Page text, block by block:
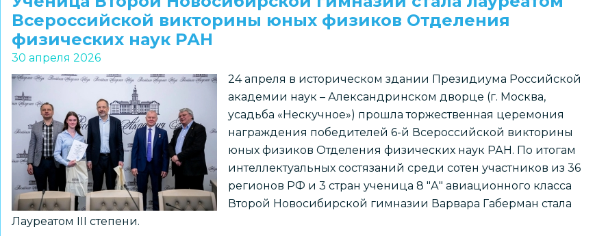
Всероссийской викторины юных физиков Отделения
физических наук РАН
30 апреля 2026
24 апреля в историческом здании Президиума Российской
академии наук – Александринском дворце (г. Москва,
усадьба «Нескучное») прошла торжественная церемония
награждения победителей 6-й Всероссийской викторины
юных физиков Отделения физических наук РАН. По итогам
интеллектуальных состязаний среди сотен участников из 36
регионов РФ и 3 стран ученица 8 "А" авиационного класса
Второй Новосибирской гимназии Варвара Габерман стала
Лауреатом III степени.